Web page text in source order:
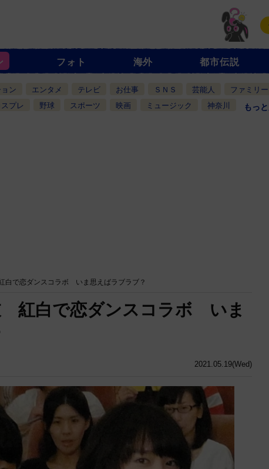
フォト 海外 都市伝説
ン エンタメ テレビ お仕事 ＳＮＳ 芸能人 ファミリー
スプレ 野球 スポーツ 映画 ミュージック 神奈川 もっ
白で恋ダンスコラボ いま思えばラブラブ？
2021.05.19(Wed)
紅白で恋ダンスコラボ いま